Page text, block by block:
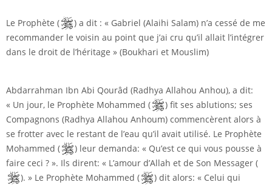
Le Prophète (
) a dit : « Gabriel (Alaihi Salam) n’a cessé de me
recommander le voisin au point que j’ai cru qu’il allait l’intégrer
dans le droit de l’héritage » (Boukhari et Mouslim)
Abdarrahman Ibn Abi Qourâd (Radhya Allahou Anhou), a dit:
« Un jour, le Prophète Mohammed (
) fit ses ablutions; ses
Compagnons (Radhya Allahou Anhoum) commencèrent alors à
se frotter avec le restant de l’eau qu’il avait utilisé. Le Prophète
Mohammed (
) leur demanda: « Qu’est ce qui vous pousse à
faire ceci ? ». Ils dirent: « L’amour d’Allah et de Son Messager (
). » Le Prophète Mohammed (
) dit alors: « Celui qui